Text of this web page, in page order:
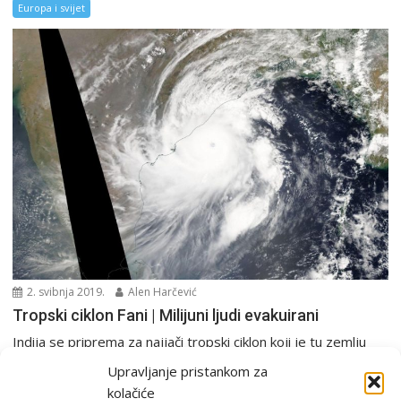
Upravljanje pristankom za
kolačiće
Europa i svijet
2. svibnja 2019. Alen Harčević
Tropski ciklon Fani | Milijuni ljudi evakuirani
Indija se priprema za najjači tropski ciklon koji je tu zemlju
pogodio u posljednjih pet godina....